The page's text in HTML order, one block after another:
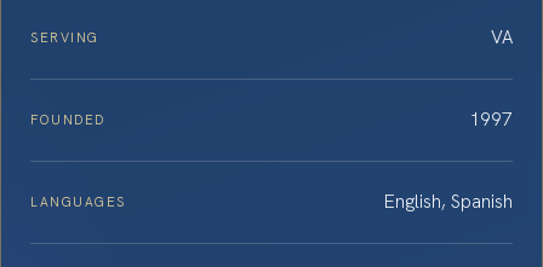
SERVING VA
FOUNDED 1997
LANGUAGES English, Spanish